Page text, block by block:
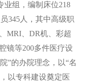
业组，编制床位218
345人，其中高级职
MRI、DR机、彩超
镜等200多件医疗设
”的办院理念，以“名
以专科建设奠定医